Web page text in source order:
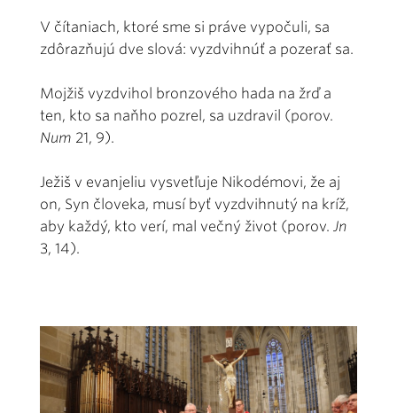
V čítaniach, ktoré sme si práve vypočuli, sa
zdôrazňujú dve slová: vyzdvihnúť a pozerať sa.
Mojžiš vyzdvihol bronzového hada na žrď a
ten, kto sa naňho pozrel, sa uzdravil (porov.
Num 21, 9).
Ježiš v evanjeliu vysvetľuje Nikodémovi, že aj
on, Syn človeka, musí byť vyzdvihnutý na kríž,
aby každý, kto verí, mal večný život (porov. Jn
3, 14).